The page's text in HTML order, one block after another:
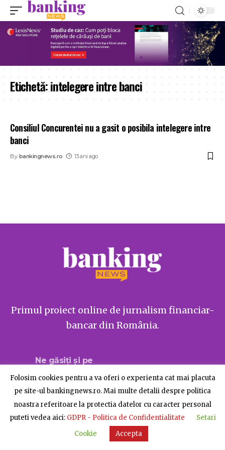
Etichetă:intelegere intre banci
Consiliul Concurentei nu a gasit o posibila intelegere intre
banci
By bankingnews.ro 13 ani ago
Primul proiect online de jurnalism financiar-
bancar din România.
Ne găsiți și pe
© BankingNews - Toate drepturile rezervate
Despre BankingNews Contact Publicitate
Folosim cookies pentru a va oferi o experienta cat mai placuta
pe site-ul bankingnews.ro. Mai multe detalii despre politica
noastra referitoare la protectia datelor cu caracter personal
puteti vedea aici: GDPR - Politica de Confidentialitate
Setari
Cookie
Accepta